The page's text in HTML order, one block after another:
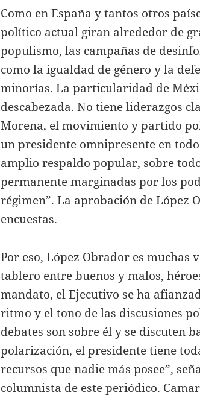
Como en España y tantos otros
político actual giran alrededor de
populismo, las campañas de
como la igualdad de género y la
minorías. La particularidad de
descabezada. No tiene liderazgos
Morena, el movimiento y partido
un presidente omnipresente en
amplio respaldo popular, sobre
permanente marginadas por los
régimen”. La aprobación de López
encuestas.
Por eso, López Obrador es
tablero entre buenos y malos,
mandato, el Ejecutivo se ha
ritmo y el tono de las discusiones
debates son sobre él y se discuten
polarización, el presidente tiene
recursos que nadie más posee”,
columnista de este periódico.